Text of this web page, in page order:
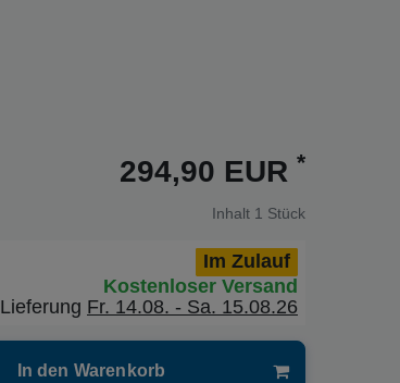
294,90 EUR *
Inhalt 1 Stück
Im Zulauf
Kostenloser Versand
Lieferung Fr. 14.08. - Sa. 15.08.26
In den Warenkorb